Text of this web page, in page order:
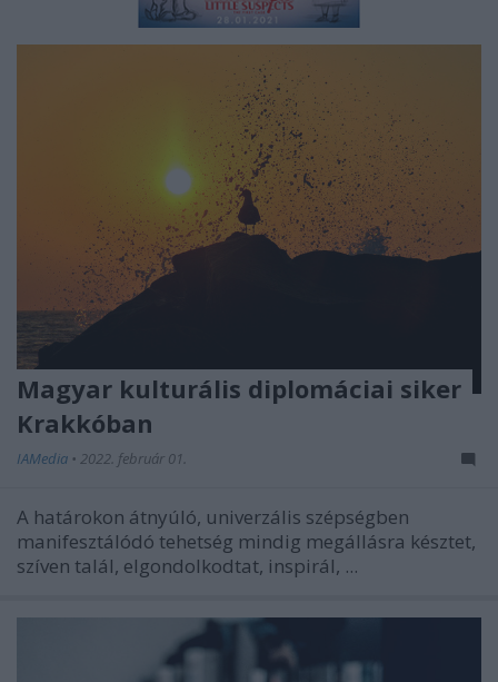
Magyar kulturális diplomáciai siker
Krakkóban
IAMedia • 2022. február 01.
A határokon átnyúló, univerzális szépségben
manifesztálódó tehetség mindig megállásra késztet,
szíven talál, elgondolkodtat, inspirál, ...